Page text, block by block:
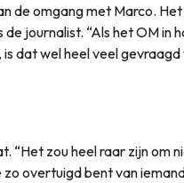
de omgang met Marco. Het
journalist. “Als het OM in
dat wel heel veel gevraagd
“Het zou heel raar zijn om
overtuigd bent van